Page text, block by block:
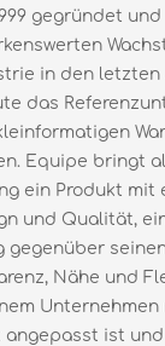
gegründet
in den letzten
das
Equipe bringt
ein Produkt mit
und Qualität,
gegenüber
Nähe und
Unternehmen
angepasst ist